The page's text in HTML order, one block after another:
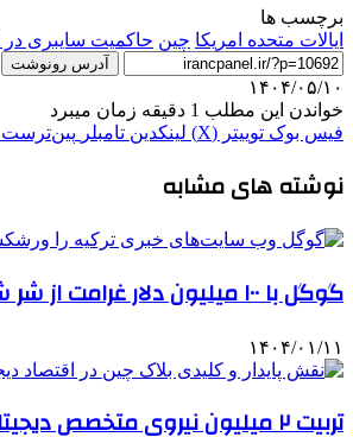
برچسب ها
ایالات متحده امریکا چین حاکمیت سایبری در
آدرس رونوشت
۱۴۰۴/۰۵/۱۰
خواندن این مطلب 1 دقیقه زمان میبرد
فیس بوک توییتر (X) لینکدین ‫تامبلر ‫پین‌ترست
نوشته های مشابه
گوگل با ۱۰۰ میلیون دلار غرامت از شر شکایت قدیمی خلاص شد
۱۴۰۴/۰۱/۱۱
تربیت ۲ میلیون نیروی متخصص دیجیتال؛ ابزارهای تامین مالی اقتصاد دیجیتال